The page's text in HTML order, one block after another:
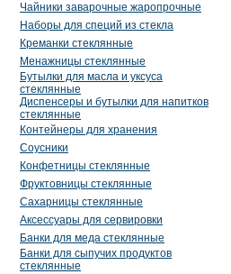
Чайники заварочные жаропрочные
Наборы для специй из стекла
Креманки стеклянные
Менажницы стеклянные
Бутылки для масла и уксуса
стеклянные
Диспенсеры и бутылки для напитков
стеклянные
Контейнеры для хранения
Соусники
Конфетницы стеклянные
Фруктовницы стеклянные
Сахарницы стеклянные
Аксессуары для сервировки
Банки для меда стеклянные
Банки для сыпучих продуктов
стеклянные